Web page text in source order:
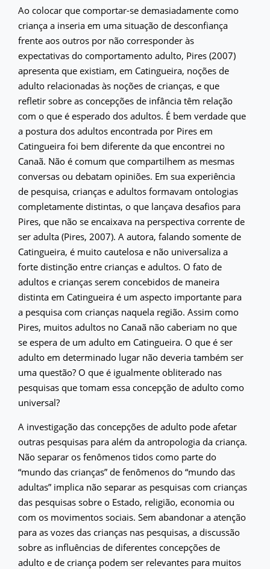
Ao colocar que comportar-se demasiadamente como
criança a inseria em uma situação de desconfiança
frente aos outros por não corresponder às
expectativas do comportamento adulto, Pires (2007)
apresenta que existiam, em Catingueira, noções de
adulto relacionadas às noções de crianças, e que
refletir sobre as concepções de infância têm relação
com o que é esperado dos adultos. É bem verdade que
a postura dos adultos encontrada por Pires em
Catingueira foi bem diferente da que encontrei no
Canaã. Não é comum que compartilhem as mesmas
conversas ou debatam opiniões. Em sua experiência
de pesquisa, crianças e adultos formavam ontologias
completamente distintas, o que lançava desafios para
Pires, que não se encaixava na perspectiva corrente de
ser adulta (Pires, 2007). A autora, falando somente de
Catingueira, é muito cautelosa e não universaliza a
forte distinção entre crianças e adultos. O fato de
adultos e crianças serem concebidos de maneira
distinta em Catingueira é um aspecto importante para
a pesquisa com crianças naquela região. Assim como
Pires, muitos adultos no Canaã não caberiam no que
se espera de um adulto em Catingueira. O que é ser
adulto em determinado lugar não deveria também ser
uma questão? O que é igualmente obliterado nas
pesquisas que tomam essa concepção de adulto como
universal?
A investigação das concepções de adulto pode afetar
outras pesquisas para além da antropologia da criança.
Não separar os fenômenos tidos como parte do
“mundo das crianças” de fenômenos do “mundo das
adultas” implica não separar as pesquisas com crianças
das pesquisas sobre o Estado, religião, economia ou
com os movimentos sociais. Sem abandonar a atenção
para as vozes das crianças nas pesquisas, a discussão
sobre as influências de diferentes concepções de
adulto e de criança podem ser relevantes para muitos